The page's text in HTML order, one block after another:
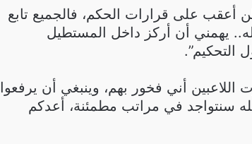
أعقب على قرارات الحكم، فالجميع تابع
يهمني أن أركز داخل المستطيل
التحكيم”.
اللاعبين أني فخور بهم، وينبغي أن يرفعوا
سنتواجد في مراتب مطمئنة، أعدكم